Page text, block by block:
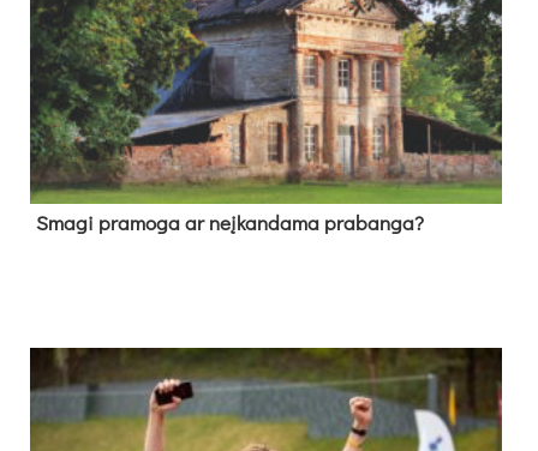
Sma­gi pra­mo­ga ar neį­kan­da­ma pra­ban­ga?